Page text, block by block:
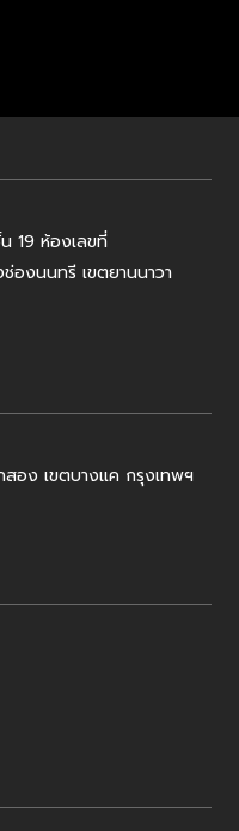
19 ห้องเลขที่
องนนทรี เขตยานนาวา
อง เขตบางแค กรุงเทพฯ